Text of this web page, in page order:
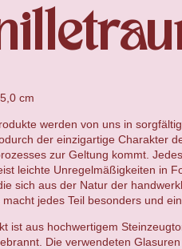
cm
werden von uns in
der einzigartige Charakter
zur Geltung kommt.
leichte Unregelmäßigkeiten in
sich aus der Natur der
jedes Teil besonders und
ist aus hochwertigem
Die verwendeten